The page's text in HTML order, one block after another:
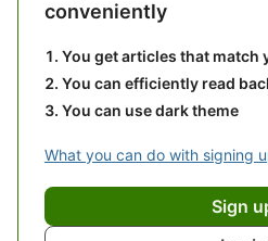
conveniently
You get articles that match
You can efficiently read
You can use dark theme
What you can do with signing
Sign